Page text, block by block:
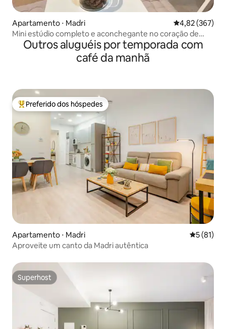
Apartamento ⋅ Madri 4,82 de uma
4,82 (367)
Mini estúdio completo e aconchegante no coração de
MadriOutros aluguéis por temporada com
café da manhã
Entre os melhores preferidos dos hóspedes
Preferido dos hóspedes
Apartamento ⋅ Madri 5 de uma
5 (81)
Aproveite um canto da Madri autêntica
Superhost
Superhost